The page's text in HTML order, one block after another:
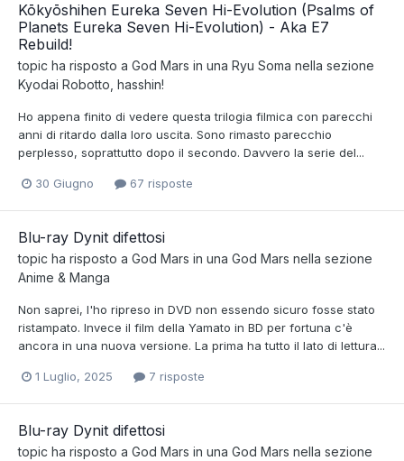
Kōkyōshihen Eureka Seven Hi-Evolution (Psalms of
Planets Eureka Seven Hi-Evolution) - Aka E7
Rebuild!
topic ha risposto a God Mars in una Ryu Soma nella sezione
Kyodai Robotto, hasshin!
Ho appena finito di vedere questa trilogia filmica con parecchi
anni di ritardo dalla loro uscita. Sono rimasto parecchio
perplesso, soprattutto dopo il secondo. Davvero la serie del...
30 Giugno 67 risposte
Blu-ray Dynit difettosi
topic ha risposto a God Mars in una God Mars nella sezione
Anime & Manga
Non saprei, l'ho ripreso in DVD non essendo sicuro fosse stato
ristampato. Invece il film della Yamato in BD per fortuna c'è
ancora in una nuova versione. La prima ha tutto il lato di lettura...
1 Luglio, 2025 7 risposte
Blu-ray Dynit difettosi
topic ha risposto a God Mars in una God Mars nella sezione